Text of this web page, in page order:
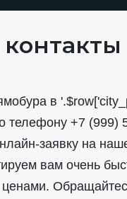
в
телефону +7 (999)
заявку на
вам очень